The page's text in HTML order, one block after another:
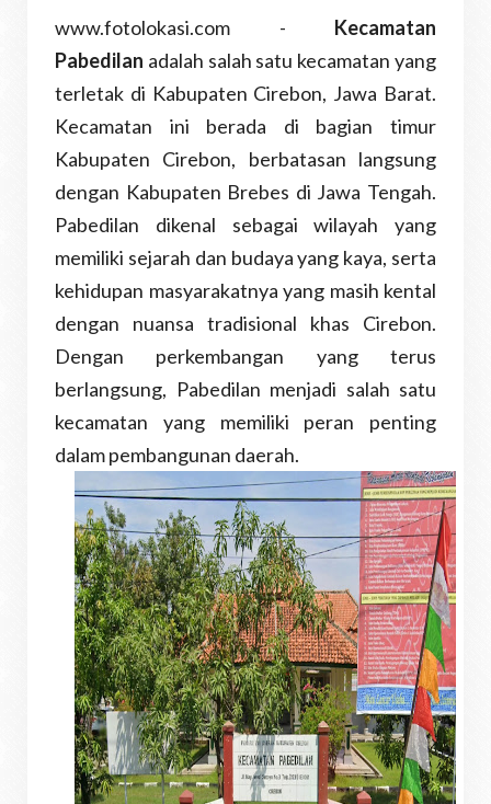
www.fotolokasi.com - Kecamatan
Pabedilan adalah salah satu kecamatan yang
terletak di Kabupaten Cirebon, Jawa Barat.
Kecamatan ini berada di bagian timur
Kabupaten Cirebon, berbatasan langsung
dengan Kabupaten Brebes di Jawa Tengah.
Pabedilan dikenal sebagai wilayah yang
memiliki sejarah dan budaya yang kaya, serta
kehidupan masyarakatnya yang masih kental
dengan nuansa tradisional khas Cirebon.
Dengan perkembangan yang terus
berlangsung, Pabedilan menjadi salah satu
kecamatan yang memiliki peran penting
dalam pembangunan daerah.